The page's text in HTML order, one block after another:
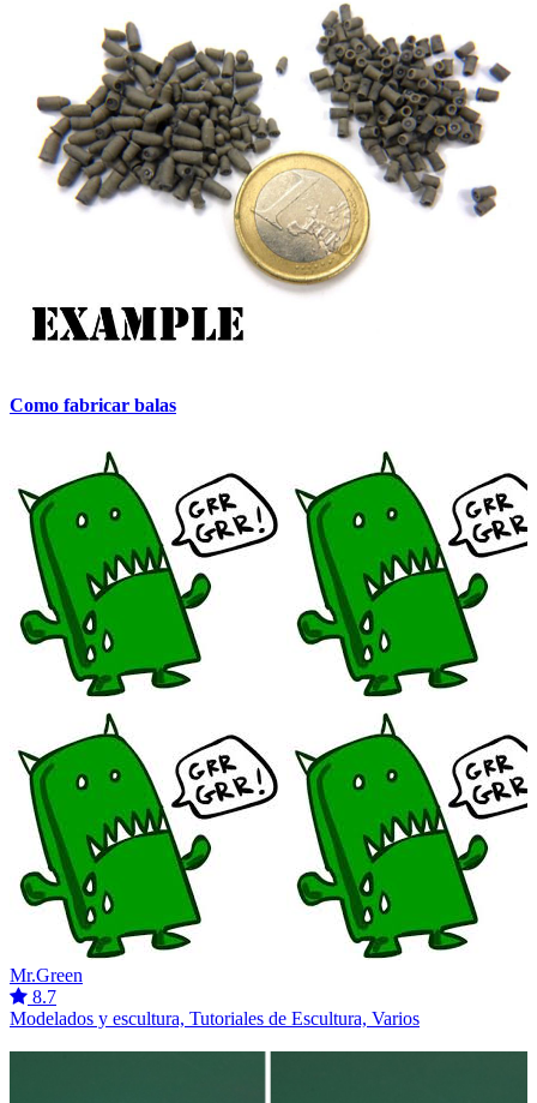
Como fabricar balas
Mr.Green
8.7
Modelados y escultura, Tutoriales de Escultura, Varios